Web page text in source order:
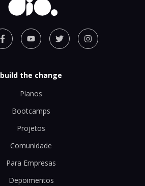
build the change
Planos
Bootcamps
Projetos
Comunidade
Para Empresas
Depoimentos